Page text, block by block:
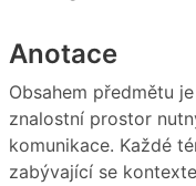
Anotace
Obsahem předmětu
znalostní prostor
komunikace. Každé
zabývající se